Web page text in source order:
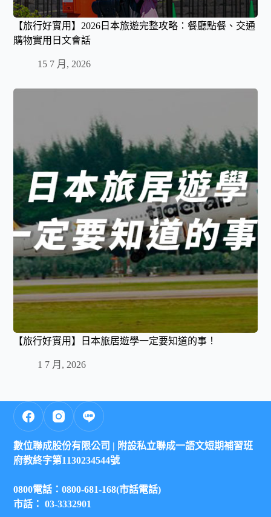
【旅行好實用】2026日本旅遊完整攻略：餐廳點餐、交通
購物實用日文會話
15 7 月, 2026
【旅行好實用】日本旅居遊學一定要知道的事！
1 7 月, 2026
數位聯成股份有限公司 | 附設私立聯成一語文短期補習班
府教終字第1130234544號
0800電話：0800-681-168(市話電話)
市話： 03-3332901